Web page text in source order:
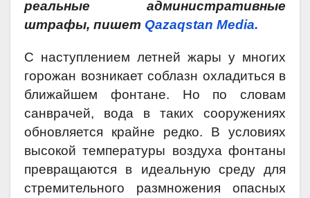
реальные административные
штрафы, пишет Qazaqstan Media.
С наступлением летней жары у многих
горожан возникает соблазн охладиться в
ближайшем фонтане. Но по словам
санврачей, вода в таких сооружениях
обновляется крайне редко. В условиях
высокой температуры воздуха фонтаны
превращаются в идеальную среду для
стремительного размножения опасных